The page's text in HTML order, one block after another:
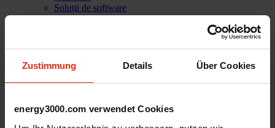
Zustimmung Details Über Cookies
energy3000.com verwendet Cookies
Soluții de software
PVC Home
Referințe
Declarație / Misiune
Echipa noastră
Servicii
Cariere
Shop